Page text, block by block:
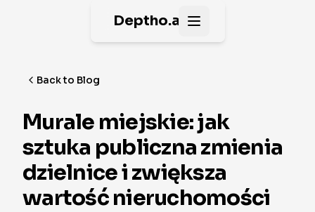
Deptho.ai Open main menu
Back to Blog
Murale miejskie: jak
sztuka publiczna zmienia
dzielnice i zwiększa
wartość nieruchomości